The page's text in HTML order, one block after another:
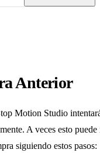
Anterior
Motion Studio
A veces esto puede
siguiendo estos pasos: